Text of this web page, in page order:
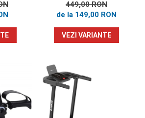
449,00 RON
de la 149,00 RON
VEZI VARIANTE